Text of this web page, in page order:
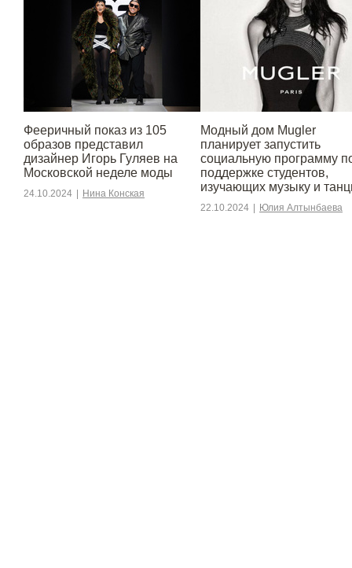
Фееричный показ из 105
образов представил
дизайнер Игорь Гуляев на
Московской неделе моды
24.10.2024 | Нина Конская
Модный дом Mugler
планирует запустить
социальную программу
поддержке студентов,
изучающих музыку и
22.10.2024 | Юлия Алтынбаева